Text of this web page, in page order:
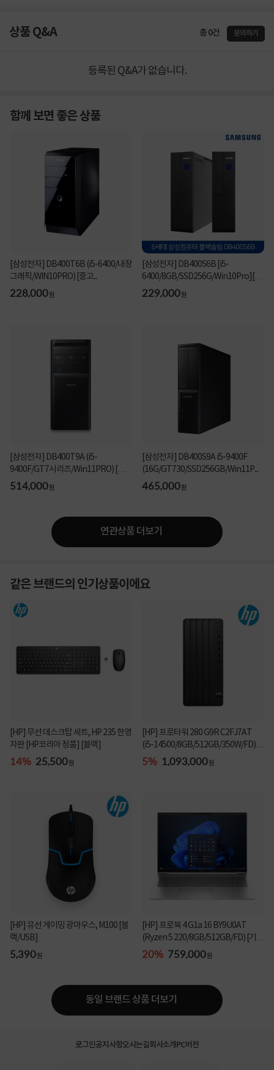
상품 Q&A 총 0건 문의하기
등록된 Q&A가 없습니다.
함께 보면 좋은 상품
[삼성전자] DB400T6B (i5-6400/내장
그래픽/WIN10PRO) [중고...
228,000원
[삼성전자] DB400S6B [i5-
6400/8GB/SSD256G/Win10Pro][중
고...
229,000원
[삼성전자] DB400T9A (i5-
9400F/GT7시리즈/Win11PRO) [중
고...
514,000원
[삼성전자] DB400S9A i5-9400F
(16G/GT730/SSD256GB/Win11P...
465,000원
연관상품 더보기
같은 브랜드의 인기상품이에요
[HP] 무선 데스크탑 세트, HP 235 한영
자판 [HP코리아 정품] [블랙]
14% 25,500원
[HP] 프로타워 280 G9R C2FJ7AT
(i5-14500/8GB/512GB/350W/FD)
[기본제품]★오직 컴...
5% 1,093,000원
[HP] 유선 게이밍 광마우스, M100 [블
랙/USB]
5,390원
[HP] 프로북 4 G1a 16 BY9U0AT
(Ryzen 5 220/8GB/512GB/FD) [기본
제품]★컴퓨존 단독...
20% 759,000원
동일 브랜드 상품 더보기
로그인공지사항오시는길회사소개PC버전